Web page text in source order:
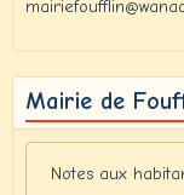
Mairie de
Notes aux